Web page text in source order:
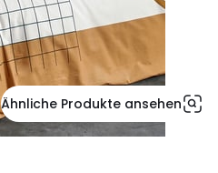
Ähnliche Produkte ansehen